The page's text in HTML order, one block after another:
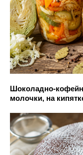
Шоколадно-
молочки, на